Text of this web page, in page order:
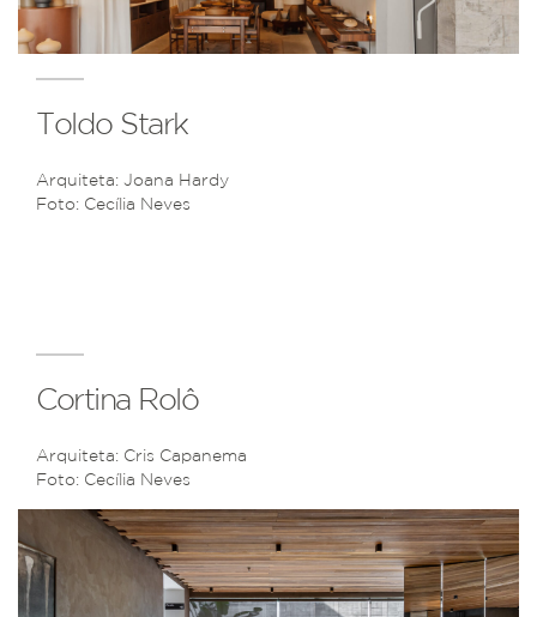
Toldo Stark
Arquiteta: Joana Hardy
Foto: Cecília Neves
Cortina Rolô
Arquiteta: Cris Capanema
Foto: Cecília Neves